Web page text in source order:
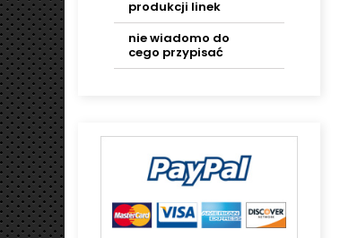
produkcji linek
nie wiadomo do
cego przypisać